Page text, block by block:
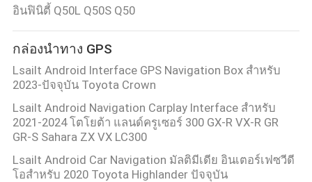
ติดต่อ
เรา
ข่าว
คดี
อินฟินิตี้ Q50L Q50S Q50
กล่องนำทาง GPS
Lsailt Android Interface GPS Navigation Box สําหรับ
2023-ปัจจุบัน Toyota Crown
Lsailt Android Navigation Carplay Interface สําหรับ
2021-2024 โตโยต้า แลนด์ครูเซอร์ 300 GX-R VX-R GR
GR-S Sahara ZX VX LC300
Lsailt Android Car Navigation มัลติมีเดีย อินเตอร์เฟซวีดี
โอสําหรับ 2020 Toyota Highlander ปัจจุบัน